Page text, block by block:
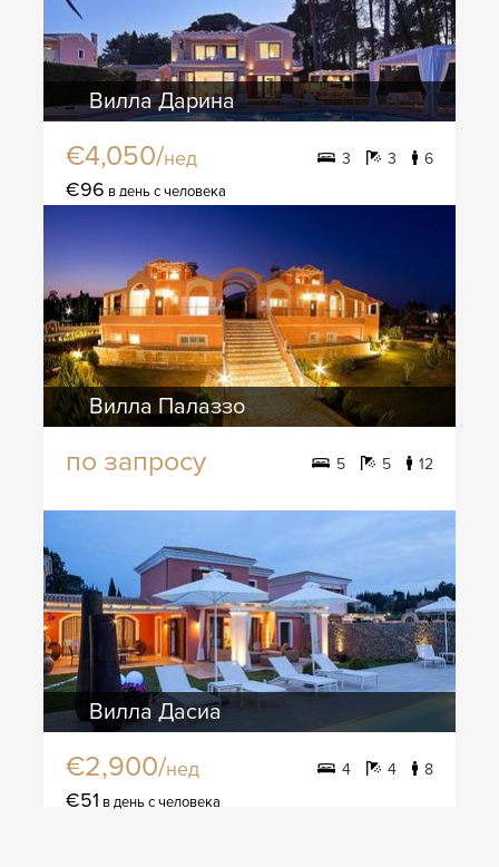
Вилла Дарина
€4,050/нед 3 3 6
€96 в день с человека
Вилла Палаззо
по запросу 5 5 12
Вилла Дасиа
€2,900/нед 4 4 8
€51 в день с человека